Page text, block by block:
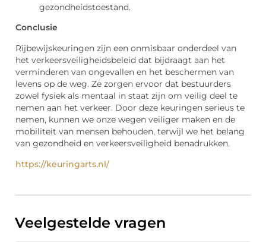
gezondheidstoestand.
Conclusie
Rijbewijskeuringen zijn een onmisbaar onderdeel van
het verkeersveiligheidsbeleid dat bijdraagt aan het
verminderen van ongevallen en het beschermen van
levens op de weg. Ze zorgen ervoor dat bestuurders
zowel fysiek als mentaal in staat zijn om veilig deel te
nemen aan het verkeer. Door deze keuringen serieus te
nemen, kunnen we onze wegen veiliger maken en de
mobiliteit van mensen behouden, terwijl we het belang
van gezondheid en verkeersveiligheid benadrukken.
https://keuringarts.nl/
Veelgestelde vragen